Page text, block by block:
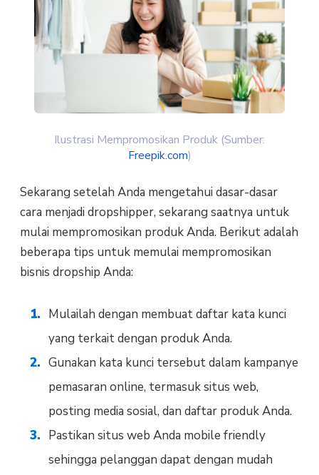
Ilustrasi Mempromosikan Produk (Sumber:
Freepik.com)
Sekarang setelah Anda mengetahui dasar-dasar
cara menjadi dropshipper, sekarang saatnya untuk
mulai mempromosikan produk Anda. Berikut adalah
beberapa tips untuk memulai mempromosikan
bisnis dropship Anda:
Mulailah dengan membuat daftar kata kunci
yang terkait dengan produk Anda.
Gunakan kata kunci tersebut dalam kampanye
pemasaran online, termasuk situs web,
posting media sosial, dan daftar produk Anda.
Pastikan situs web Anda mobile friendly
sehingga pelanggan dapat dengan mudah